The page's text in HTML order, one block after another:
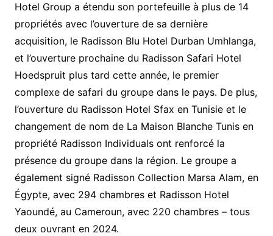
Hotel Group a étendu son portefeuille à plus de 14
propriétés avec l’ouverture de sa dernière
acquisition, le Radisson Blu Hotel Durban Umhlanga,
et l’ouverture prochaine du Radisson Safari Hotel
Hoedspruit plus tard cette année, le premier
complexe de safari du groupe dans le pays. De plus,
l’ouverture du Radisson Hotel Sfax en Tunisie et le
changement de nom de La Maison Blanche Tunis en
propriété Radisson Individuals ont renforcé la
présence du groupe dans la région. Le groupe a
également signé Radisson Collection Marsa Alam, en
Égypte, avec 294 chambres et Radisson Hotel
Yaoundé, au Cameroun, avec 220 chambres – tous
deux ouvrant en 2024.